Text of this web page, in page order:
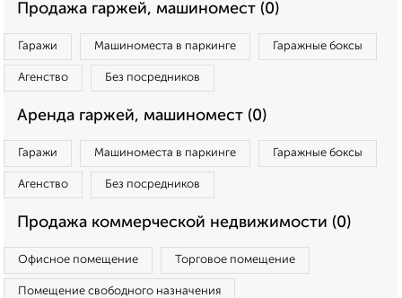
Продажа гаржей, машиномест (0)
Гаражи Машиноместа в паркинге Гаражные боксы
Агенство Без посредников
Аренда гаржей, машиномест (0)
Гаражи Машиноместа в паркинге Гаражные боксы
Агенство Без посредников
Продажа коммерческой недвижимости (0)
Офисное помещение Торговое помещение
Помещение свободного назначения